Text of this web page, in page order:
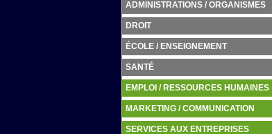
ADMINISTRATIONS / ORGANISMES
DROIT
ÉCOLE / ENSEIGNEMENT
SANTÉ
EMPLOI / RESSOURCES HUMAINES
MARKETING / COMMUNICATION
SERVICES AUX ENTREPRISES